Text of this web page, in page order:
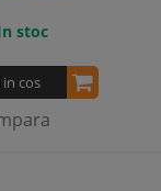
stoc
cos